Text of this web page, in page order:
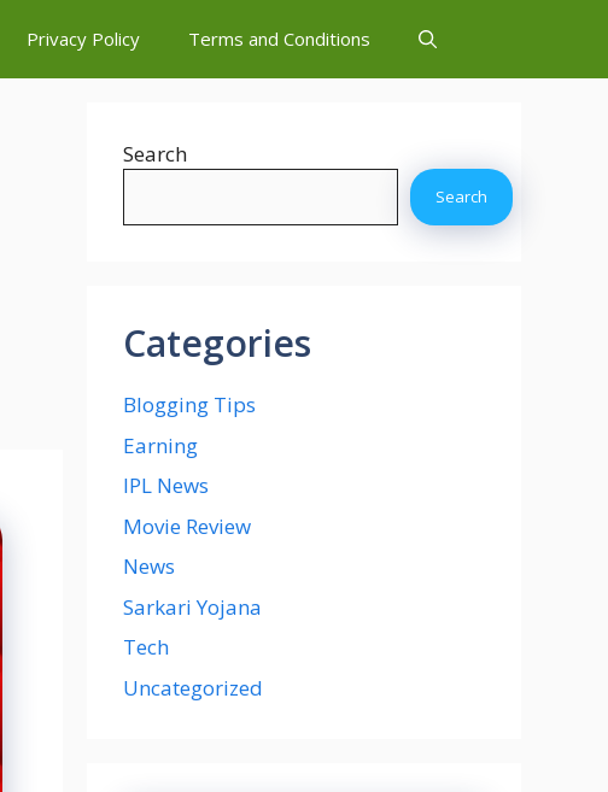
Privacy Policy Terms and Conditions
Search
Search
Categories
Blogging Tips
Earning
IPL News
Movie Review
News
Sarkari Yojana
Tech
Uncategorized